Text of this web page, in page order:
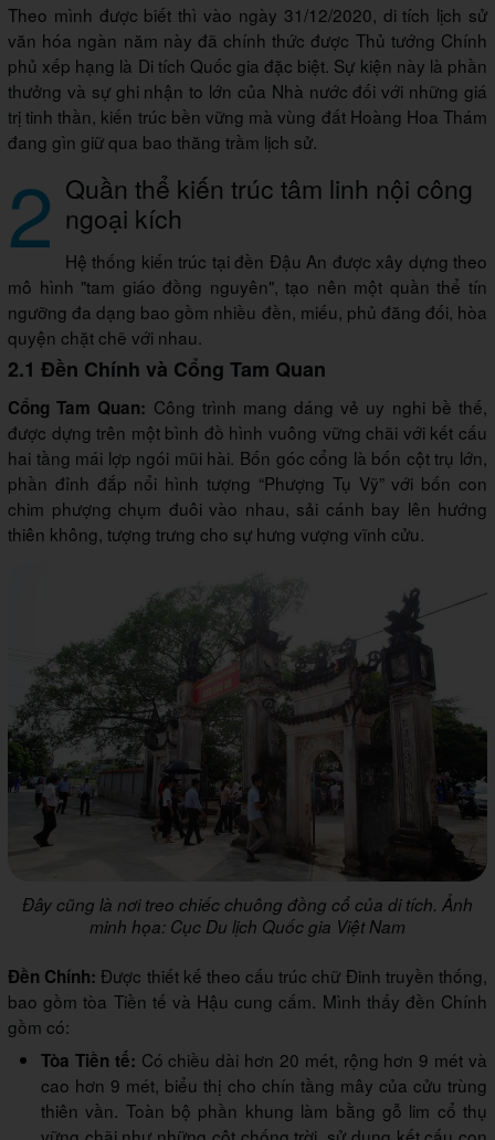
Theo mình được biết thì vào ngày 31/12/2020, di tích lịch sử
văn hóa ngàn năm này đã chính thức được Thủ tướng Chính
phủ xếp hạng là Di tích Quốc gia đặc biệt. Sự kiện này là phần
thưởng và sự ghi nhận to lớn của Nhà nước đối với những giá
trị tinh thần, kiến trúc bền vững mà vùng đất Hoàng Hoa Thám
đang gìn giữ qua bao thăng trầm lịch sử.
2 Quần thể kiến trúc tâm linh nội công
ngoại kích
Hệ thống kiến trúc tại đền Đậu An được xây dựng theo
mô hình "tam giáo đồng nguyên", tạo nên một quần thể tín
ngưỡng đa dạng bao gồm nhiều đền, miếu, phủ đăng đối, hòa
quyện chặt chẽ với nhau.
2.1 Đền Chính và Cổng Tam Quan
Cổng Tam Quan: Công trình mang dáng vẻ uy nghi bề thế,
được dựng trên một bình đồ hình vuông vững chãi với kết cấu
hai tầng mái lợp ngói mũi hài. Bốn góc cổng là bốn cột trụ lớn,
phần đỉnh đắp nổi hình tượng “Phượng Tụ Vỹ” với bốn con
chim phượng chụm đuôi vào nhau, sải cánh bay lên hướng
thiên không, tượng trưng cho sự hưng vượng vĩnh cửu.
Đây cũng là nơi treo chiếc chuông đồng cổ của di tích. Ảnh
minh họa: Cục Du lịch Quốc gia Việt Nam
Đền Chính: Được thiết kế theo cấu trúc chữ Đinh truyền thống,
bao gồm tòa Tiền tế và Hậu cung cấm. Mình thấy đền Chính
gồm có:
Tòa Tiền tế: Có chiều dài hơn 20 mét, rộng hơn 9 mét và
cao hơn 9 mét, biểu thị cho chín tầng mây của cửu trùng
thiên vần. Toàn bộ phần khung làm bằng gỗ lim cổ thụ